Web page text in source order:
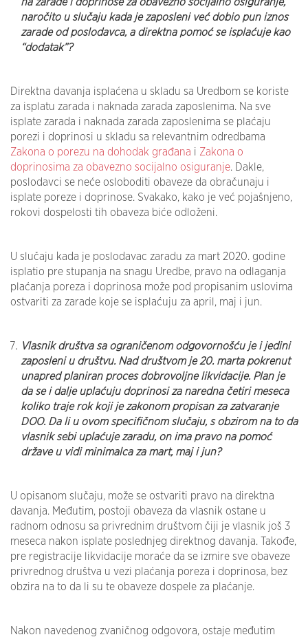
naročito u slučaju kada je zaposleni već dobio pun iznos
zarade od poslodavca, a direktna pomoć se isplaćuje kao
“dodatak”?
Direktna davanja isplaćena u skladu sa Uredbom se koriste
za isplatu zarada i naknada zarada zaposlenima. Na sve
isplate zarada i naknada zarada zaposlenima se plaćaju
porezi i doprinosi u skladu sa relevantnim odredbama
Zakona o porezu na dohodak građana i Zakona o
doprinosima za obavezno socijalno osiguranje. Dakle,
poslodavci se neće osloboditi obaveze da obračunaju i
isplate poreze i doprinose. Svakako, kako je već pojašnjeno,
rokovi dospelosti tih obaveza biće odloženi.
U slučaju kada je poslodavac zaradu za mart 2020. godine
isplatio pre stupanja na snagu Uredbe, pravo na odlaganja
plaćanja poreza i doprinosa može pod propisanim uslovima
ostvariti za zarade koje se isplaćuju za april, maj i jun.
Vlasnik društva sa ograničenom odgovornošću je i jedini
zaposleni u društvu. Nad društvom je 20. marta pokrenut
unapred planiran proces dobrovoljne likvidacije. Plan je
da se i dalje uplaćuju doprinosi za naredna četiri meseca
koliko traje rok koji je zakonom propisan za zatvaranje
DOO. Da li u ovom specifičnom slučaju, s obzirom na to da
vlasnik sebi uplaćuje zaradu, on ima pravo na pomoć
države u vidi minimalca za mart, maj i jun?
U opisanom slučaju, može se ostvariti pravo na direktna
davanja. Međutim, postoji obaveza da vlasnik ostane u
radnom odnosu sa privrednim društvom čiji je vlasnik još 3
meseca nakon isplate poslednjeg direktnog davanja. Takođe,
pre registracije likvidacije moraće da se izmire sve obaveze
privrednog društva u vezi plaćanja poreza i doprinosa, bez
obzira na to da li su te obaveze dospele za plaćanje.
Nakon navedenog zvaničnog odgovora, ostaje međutim